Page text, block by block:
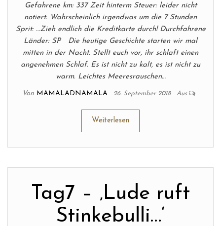
Gefahrene km: 337 Zeit hinterm Steuer: leider nicht
notiert. Wahrscheinlich irgendwas um die 7 Stunden
Sprit: …Zieh endlich die Kreditkarte durch! Durchfahrene
Länder: SP Die heutige Geschichte starten wir mal
mitten in der Nacht. Stellt euch vor, ihr schlaft einen
angenehmen Schlaf. Es ist nicht zu kalt, es ist nicht zu
warm. Leichtes Meeresrauschen…
Von MAMALADNAMALA 26. September 2018 Aus
Weiterlesen
Tag7 – ‚Lude ruft
Stinkebulli…‘